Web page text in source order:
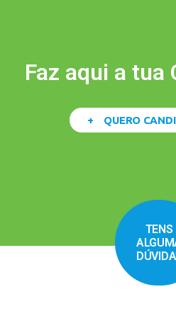
Faz aqui a tua
+ QUERO
TENS